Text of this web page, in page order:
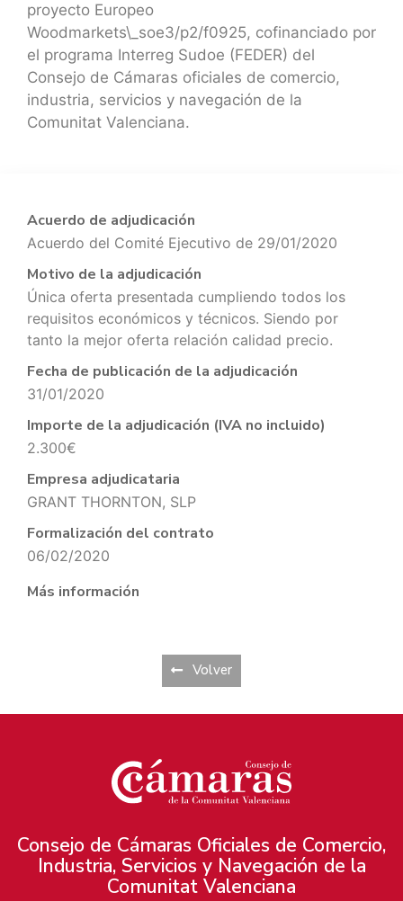
Acuerdo de adjudicación
Acuerdo del Comité Ejecutivo de 29/01/2020
Motivo de la adjudicación
Única oferta presentada cumpliendo todos los
requisitos económicos y técnicos. Siendo por
tanto la mejor oferta relación calidad precio.
Fecha de publicación de la adjudicación
31/01/2020
Importe de la adjudicación (IVA no incluido)
2.300€
Empresa adjudicataria
GRANT THORNTON, SLP
Formalización del contrato
06/02/2020
Más información
Volver
proyecto Europeo
Woodmarkets\_soe3/p2/f0925, cofinanciado por
el programa Interreg Sudoe (FEDER) del
Consejo de Cámaras oficiales de comercio,
industria, servicios y navegación de la
Comunitat Valenciana.
Consejo de Cámaras Oficiales de Comercio,
Industria, Servicios y Navegación de la
Comunitat Valenciana